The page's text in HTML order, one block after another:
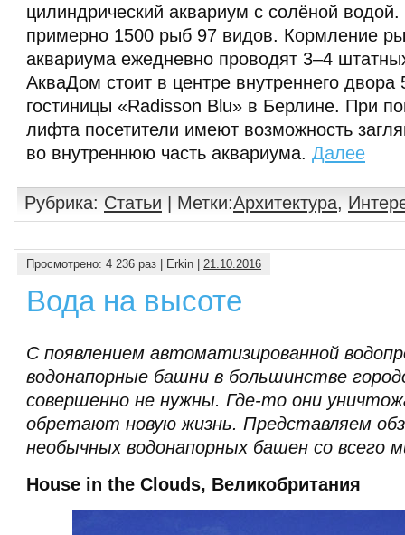
цилиндрический аквариум с солёной
примерно 1500 рыб 97 видов. Кормление
аквариума ежедневно проводят 3–4
АкваДом стоит в центре внутреннего двора
гостиницы «Radisson Blu» в Берлине. При
лифта посетители имеют возможность
во внутреннюю часть аквариума. Далее
Рубрика: Статьи | Метки:Архитектура,
Просмотрено: 4 236 раз | Erkin | 21.10.2016
Вода на высоте
С появлением автоматизированной
водонапорные башни в большинстве
совершенно не нужны. Где-то они
обретают новую жизнь. Представляем
необычных водонапорных башен со всего
House in the Clouds, Великобритания